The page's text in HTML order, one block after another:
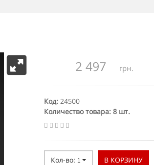
2 497 грн.
Код: 24500
Количество товара: 8 шт.
Кол-во: 1 В КОРЗИНУ